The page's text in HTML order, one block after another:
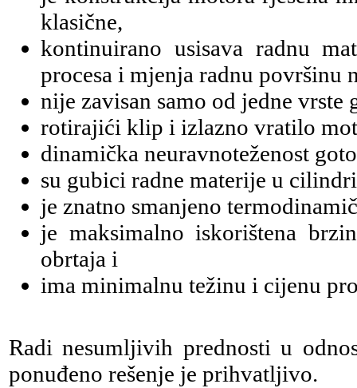
klasične,
kontinuirano usisava radnu
procesa i mjenja radnu površinu
nije zavisan samo od jedne vrste
rotirajići klip i izlazno vratilo
dinamička neuravnoteženost
su gubici radne materije u
je znatno smanjeno
je maksimalno iskorištena
obrtaja i
ima minimalnu težinu i cijenu
Radi nesumljivih prednosti u
ponuđeno rešenje je prihvatljivo.